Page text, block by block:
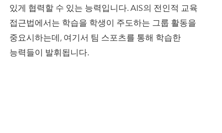
있게 협력할 수 있는 능력입니다. AIS의 전인적 교육
접근법에서는 학습을 학생이 주도하는 그룹 활동을
중요시하는데, 여기서 팀 스포츠를 통해 학습한
능력들이 발휘됩니다.